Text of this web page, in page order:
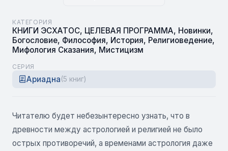
КАТЕГОРИЯ
КНИГИ ЭСХАТОС, ЦЕЛЕВАЯ ПРОГРАММА, Новинки,
Богословие, Философия, История, Религиоведение,
Мифология Сказания, Мистицизм
СЕРИЯ
Ариадна(5 книг)
Читателю будет небезынтересно узнать, что в
древности между астрологией и религией не было
острых противоречий, а временами астрология даже